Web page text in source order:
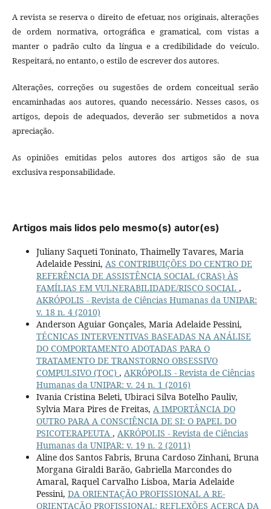
A revista se reserva o direito de efetuar, nos originais, alterações
de ordem normativa, ortográfica e gramatical, com vistas a
manter o padrão culto da língua e a credibilidade do veículo.
Respeitará, no entanto, o estilo de escrever dos autores.
Alterações, correções ou sugestões de ordem conceitual serão
encaminhadas aos autores, quando necessário. Nesses casos, os
artigos, depois de adequados, deverão ser submetidos a nova
apreciação.
As opiniões emitidas pelos autores dos artigos são de sua
exclusiva responsabilidade.
Artigos mais lidos pelo mesmo(s) autor(es)
Juliany Saqueti Toninato, Thaimelly Tavares, Maria
Adelaide Pessini, AS CONTRIBUIÇÕES DO CENTRO DE
REFERÊNCIA DE ASSISTÊNCIA SOCIAL (CRAS) ÀS
FAMÍLIAS EM VULNERABILIDADE/RISCO SOCIAL ,
AKRÓPOLIS - Revista de Ciências Humanas da UNIPAR:
v. 18 n. 4 (2010)
Anderson Aguiar Gonçales, Maria Adelaide Pessini,
TÉCNICAS INTERVENTIVAS BASEADAS NA ANÁLISE
DO COMPORTAMENTO ADOTADAS PARA O
TRATAMENTO DE TRANSTORNO OBSESSIVO
COMPULSIVO (TOC) , AKRÓPOLIS - Revista de Ciências
Humanas da UNIPAR: v. 24 n. 1 (2016)
Ivania Cristina Beleti, Ubiraci Silva Botelho Pauliv,
Sylvia Mara Pires de Freitas, A IMPORTÂNCIA DO
OUTRO PARA A CONSCIÊNCIA DE SI: O PAPEL DO
PSICOTERAPEUTA , AKRÓPOLIS - Revista de Ciências
Humanas da UNIPAR: v. 19 n. 2 (2011)
Aline dos Santos Fabris, Bruna Cardoso Zinhani, Bruna
Morgana Giraldi Barão, Gabriella Marcondes do
Amaral, Raquel Carvalho Lisboa, Maria Adelaide
Pessini, DA ORIENTAÇÃO PROFISSIONAL A RE-
ORIENTAÇÃO PROFISSIONAL: REFLEXÕES ACERCA DA